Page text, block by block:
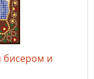
бисером и